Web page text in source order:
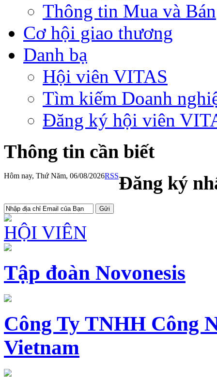
Thông tin Mua và Bán
Cơ hội giao thương
Danh bạ
Hội viên VITAS
Tìm kiếm Doanh
Đăng ký hội viên
Thông tin cần biết
Hôm nay, Thứ Năm, 06/08/2026RSSĐăng ký
HỘI VIÊN
Tập đoàn Novonesis
Công Ty TNHH Công
Vietnam